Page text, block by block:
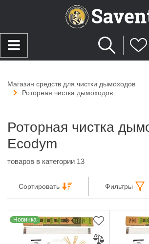
Магазин средств для чистки дымоходов
Роторная чистка дымоходов
Роторная чистка
Ecodym
товаров в категории 13
Сортировать Фильтры
Новинка